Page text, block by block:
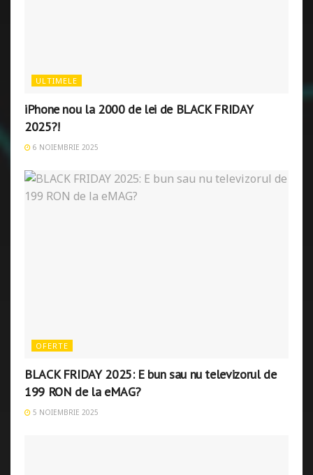
ULTIMELE
iPhone nou la 2000 de lei de BLACK FRIDAY
2025?!
6 NOIEMBRIE 2025
OFERTE
BLACK FRIDAY 2025: E bun sau nu televizorul de
199 RON de la eMAG?
5 NOIEMBRIE 2025